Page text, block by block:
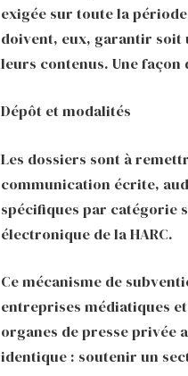
exigée sur toute la
doivent, eux, garantir soit
leurs contenus. Une
Dépôt et modalités
Les dossiers sont à
communication écrite,
spécifiques par catégorie
électronique de la HARC.
Ce mécanisme de
entreprises médiatiques
organes de presse privée
identique : soutenir un